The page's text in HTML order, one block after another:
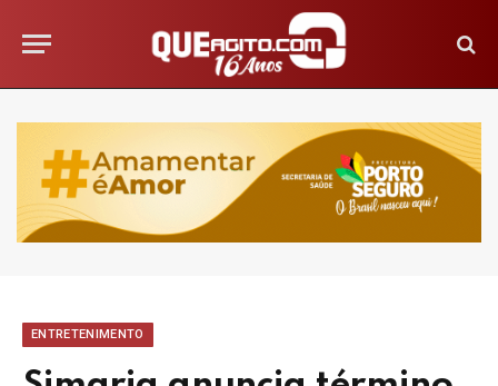
ENTRETENIMENTO